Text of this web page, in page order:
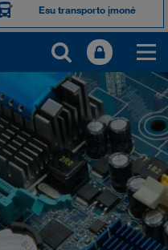
Esu transporto įmonė